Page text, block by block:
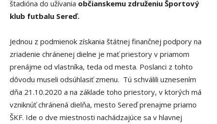
štadióna do užívania občianskemu združeniu Športový
klub futbalu Sereď.
Jednou z podmienok získania štátnej finančnej podpory na
zriadenie chránenej dielne je mať priestory v priamom
prenájme od vlastníka, teda od mesta. Poslanci z tohto
dôvodu museli odsúhlasiť zmenu. Tú schválili uznesením
dňa 21.10.2020 a na základe toho priestory, v ktorých má
vzniknúť chránená dielňa, mesto Sereď prenajme priamo
ŠKF. Ide o dve miestnosti nachádzajúce sa v hlavnej